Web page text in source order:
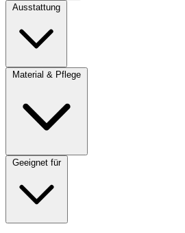
Ausstattung
Material & Pflege
Geeignet für